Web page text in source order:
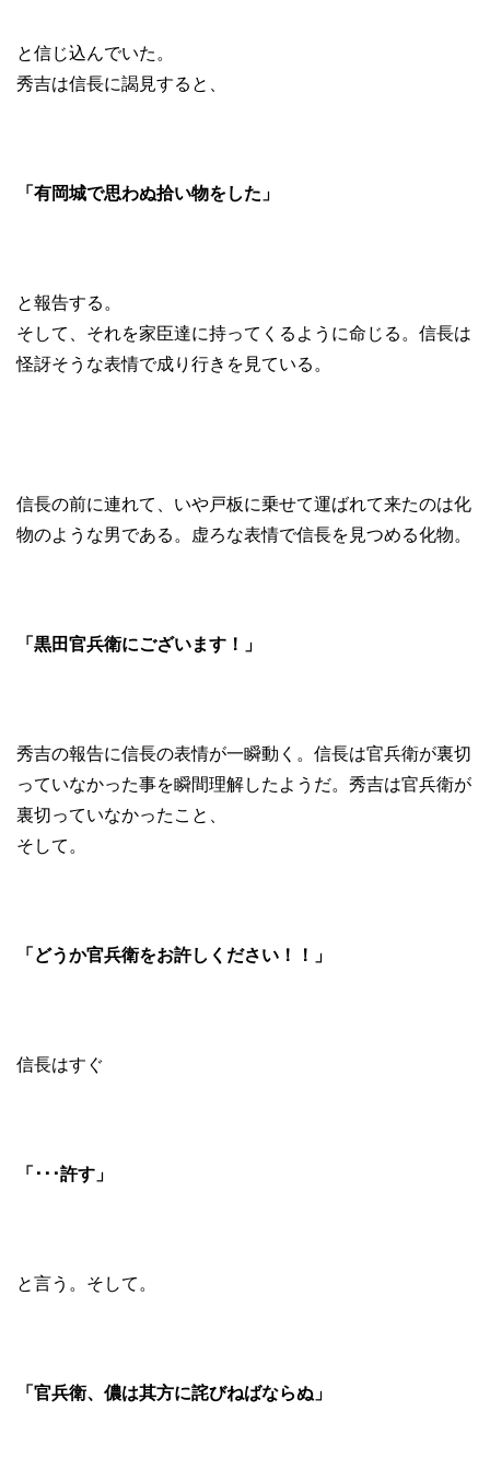
と信じ込んでいた。
秀吉は信長に謁見すると、
「有岡城で思わぬ拾い物をした」
と報告する。
そして、それを家臣達に持ってくるように命じる。信長は
怪訝そうな表情で成り行きを見ている。
信長の前に連れて、いや戸板に乗せて運ばれて来たのは化
物のような男である。虚ろな表情で信長を見つめる化物。
「黒田官兵衛にございます！」
秀吉の報告に信長の表情が一瞬動く。信長は官兵衛が裏切
っていなかった事を瞬間理解したようだ。秀吉は官兵衛が
裏切っていなかったこと、
そして。
「どうか官兵衛をお許しください！！」
信長はすぐ
「･･･許す」
と言う。そして。
「官兵衛、儂は其方に詫びねばならぬ」